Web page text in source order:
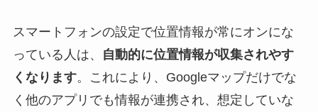
スマートフォンの設定で位置情報が常にオンにな
っている人は、
自動的に位置情報が収集されやす
くなります。これにより、Googleマップだけでな
く他のアプリでも情報が連携され、想定していな